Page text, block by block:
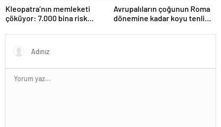
Kleopatra’nın memleketi
çöküyor: 7.000 bina risk
Avrupalıların çoğunun Roma
dönemine kadar koyu tenli